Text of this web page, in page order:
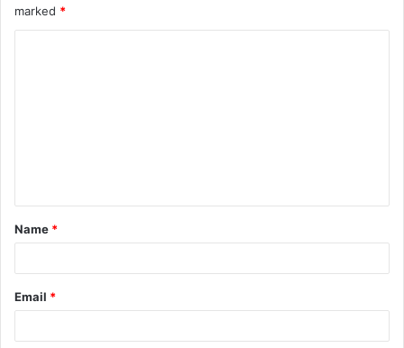
marked *
Name *
Email *